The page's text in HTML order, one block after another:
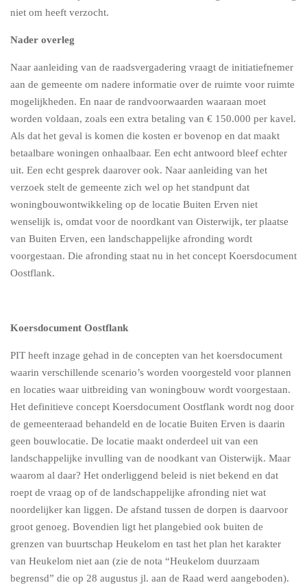
niet om heeft verzocht.
Nader overleg
Naar aanleiding van de raadsvergadering vraagt de initiatiefnemer
aan de gemeente om nadere informatie over de ruimte voor ruimte
mogelijkheden. En naar de randvoorwaarden waaraan moet
worden voldaan, zoals een extra betaling van € 150.000 per kavel.
Als dat het geval is komen die kosten er bovenop en dat maakt
betaalbare woningen onhaalbaar. Een echt antwoord bleef echter
uit. Een echt gesprek daarover ook. Naar aanleiding van het
verzoek stelt de gemeente zich wel op het standpunt dat
woningbouwontwikkeling op de locatie Buiten Erven niet
wenselijk is, omdat voor de noordkant van Oisterwijk, ter plaatse
van Buiten Erven, een landschappelijke afronding wordt
voorgestaan. Die afronding staat nu in het concept Koersdocument
Oostflank.
Koersdocument Oostflank
PIT heeft inzage gehad in de concepten van het koersdocument
waarin verschillende scenario’s worden voorgesteld voor plannen
en locaties waar uitbreiding van woningbouw wordt voorgestaan.
Het definitieve concept Koersdocument Oostflank wordt nog door
de gemeenteraad behandeld en de locatie Buiten Erven is daarin
geen bouwlocatie. De locatie maakt onderdeel uit van een
landschappelijke invulling van de noodkant van Oisterwijk. Maar
waarom al daar? Het onderliggend beleid is niet bekend en dat
roept de vraag op of de landschappelijke afronding niet wat
noordelijker kan liggen. De afstand tussen de dorpen is daarvoor
groot genoeg. Bovendien ligt het plangebied ook buiten de
grenzen van buurtschap Heukelom en tast het plan het karakter
van Heukelom niet aan (zie de nota “Heukelom duurzaam
begrensd” die op 28 augustus jl. aan de Raad werd aangeboden).